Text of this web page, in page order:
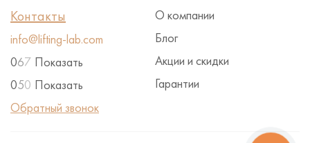
О компании
Блог
Акции и скидки
Гарантии
Контакты
info@lifting-lab.com
067 Показать
050 Показать
Обратный звонок